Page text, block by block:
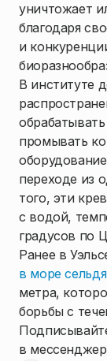
уничтожает
благодаря
и
В институте
промывать
переходе из
того, эти
с водой,
градусов по
Ранее в
в море
метра,
борьбы с
в